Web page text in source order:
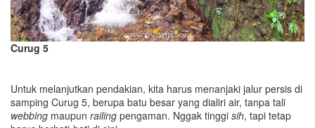
Curug 5
Untuk melanjutkan pendakian, kita harus menanjaki jalur persis di
samping Curug 5, berupa batu besar yang dialiri air, tanpa tali
webbing maupun railing pengaman. Nggak tinggi sih, tapi tetap